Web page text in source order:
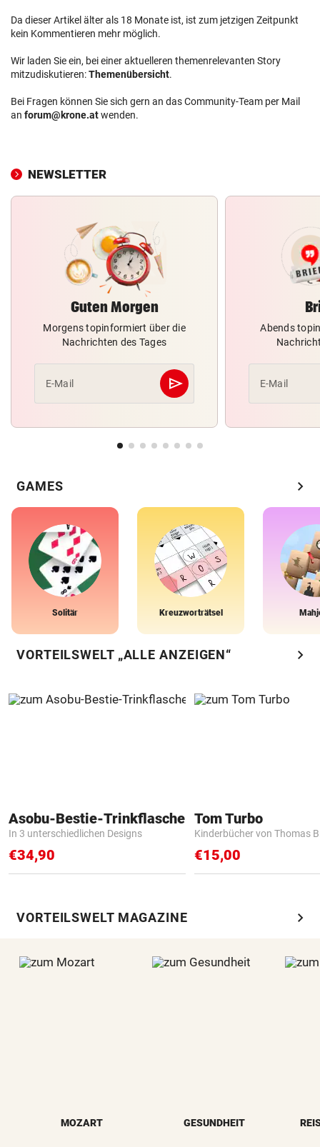
Da dieser Artikel älter als 18 Monate ist, ist zum jetzigen Zeitpunkt
kein Kommentieren mehr möglich.
Wir laden Sie ein, bei einer aktuelleren themenrelevanten Story
mitzudiskutieren:Themenübersicht.
Bei Fragen können Sie sich gern an das Community-Team per Mail
an forum@krone.atwenden.
NEWSLETTER
Guten Morgen
Morgens topinformiert über die
Nachrichten des Tages
E-Mail send
Abschicken
Abends
E-Mail
GAMES chevron_right
Solitär Kreuzworträtsel
VORTEILSWELT „ALLE ANZEIGEN“ chevron_right
Asobu-Bestie-Trinkflasche
In 3 unterschiedlichen Designs
€34,90
Tom Turbo
Kinderbücher von Thomas
€15,00
VORTEILSWELT MAGAZINE chevron_right
MOZART GESUNDHEIT